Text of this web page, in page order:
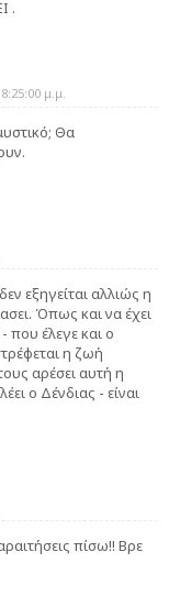
.
μ.μ.
Θα
εξηγείται αλλιώς η
Όπως και να έχει
που έλεγε και ο
η ζωή
αρέσει αυτή η
ο Δένδιας - είναι
πίσω!! Βρε